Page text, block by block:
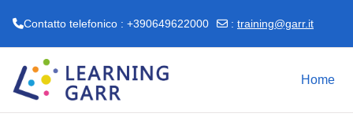
Contatto telefonico : +390649622000 : training@garr.it
Home